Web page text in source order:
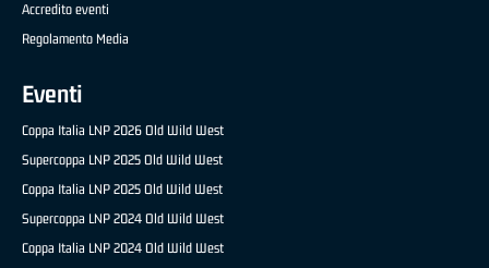
Accredito eventi
Regolamento Media
Eventi
Coppa Italia LNP 2026 Old Wild West
Supercoppa LNP 2025 Old Wild West
Coppa Italia LNP 2025 Old Wild West
Supercoppa LNP 2024 Old Wild West
Coppa Italia LNP 2024 Old Wild West